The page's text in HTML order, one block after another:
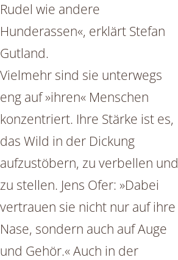
Rudel wie andere
Hunderassen«, erklärt Stefan
Gutland.
Vielmehr sind sie unterwegs
eng auf »ihren« Menschen
konzentriert. Ihre Stärke ist es,
das Wild in der Dickung
aufzustöbern, zu verbellen und
zu stellen. Jens Ofer: »Dabei
vertrauen sie nicht nur auf ihre
Nase, sondern auch auf Auge
und Gehör.« Auch in der